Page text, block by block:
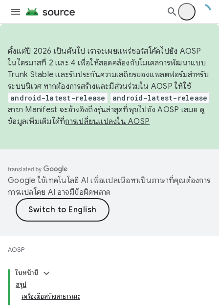
ตั้งแต่ปี 2026 เป็นต้นไป เราจะเผยแพร่ซอร์สโค้ดไปยัง AOSP
ในไตรมาสที่ 2 และ 4 เพื่อให้สอดคล้องกับโมเดลการพัฒนาแบบ
Trunk Stable และรับประกันความเสถียรของแพลตฟอร์มสำหรับ
ระบบนิเวศ หากต้องการสร้างและมีส่วนร่วมใน AOSP ให้ใช้
android-latest-release android-latest-release
สาขา Manifest จะอ้างอิงถึงรุ่นล่าสุดที่พุชไปยัง AOSP เสมอ ดู
ข้อมูลเพิ่มเติมได้ที่การเปลี่ยนแปลงใน AOSP
Google ใช้เทคโนโลยี AI เพื่อแปลเนื้อหาเป็นภาษาที่คุณต้องการ
การแปลโดย AI อาจมีข้อผิดพลาด
AOSP
ในหน้านี้
สรุป
เครื่องมือสร้างสาธารณะ